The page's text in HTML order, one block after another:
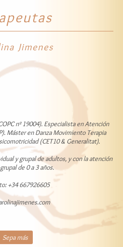
Jimenes
nº 19004). Especialista en Atención
Máster en Danza Movimiento Terapia
(CET10 & Generalitat).
y grupal de adultos, y con la atención
de 0 a 3 años.
+34 667926605
Sepa más